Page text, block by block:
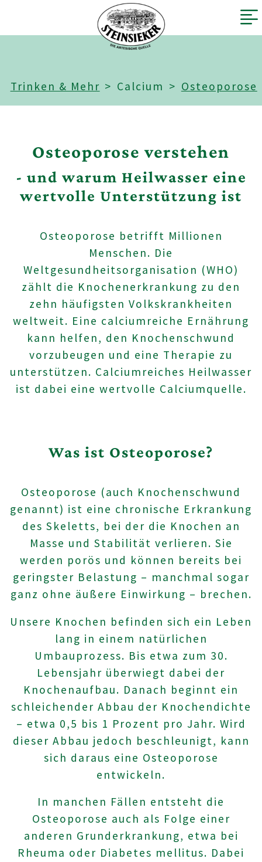
Trinken & Mehr Calcium Osteoporose
Osteoporose verstehen
- und warum Heilwasser eine
wertvolle Unterstützung ist
Osteoporose betrifft Millionen
Menschen. Die
Weltgesundheitsorganisation (WHO)
zählt die Knochenerkrankung zu den
zehn häufigsten Volkskrankheiten
weltweit. Eine calciumreiche Ernährung
kann helfen, den Knochenschwund
vorzubeugen und eine Therapie zu
unterstützen. Calciumreiches Heilwasser
ist dabei eine wertvolle Calciumquelle.
Was ist Osteoporose?
Osteoporose (auch Knochenschwund
genannt) ist eine chronische Erkrankung
des Skeletts, bei der die Knochen an
Masse und Stabilität verlieren. Sie
werden porös und können bereits bei
geringster Belastung – manchmal sogar
ganz ohne äußere Einwirkung – brechen.
Unsere Knochen befinden sich ein Leben
lang in einem natürlichen
Umbauprozess. Bis etwa zum 30.
Lebensjahr überwiegt dabei der
Knochenaufbau. Danach beginnt ein
schleichender Abbau der Knochendichte
– etwa 0,5 bis 1 Prozent pro Jahr. Wird
dieser Abbau jedoch beschleunigt, kann
sich daraus eine Osteoporose
entwickeln.
In manchen Fällen entsteht die
Osteoporose auch als Folge einer
anderen Grunderkrankung, etwa bei
Rheuma oder Diabetes mellitus. Dabei